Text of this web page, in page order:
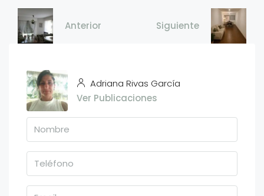
Anterior Siguiente
Adriana Rivas García
Ver Publicaciones